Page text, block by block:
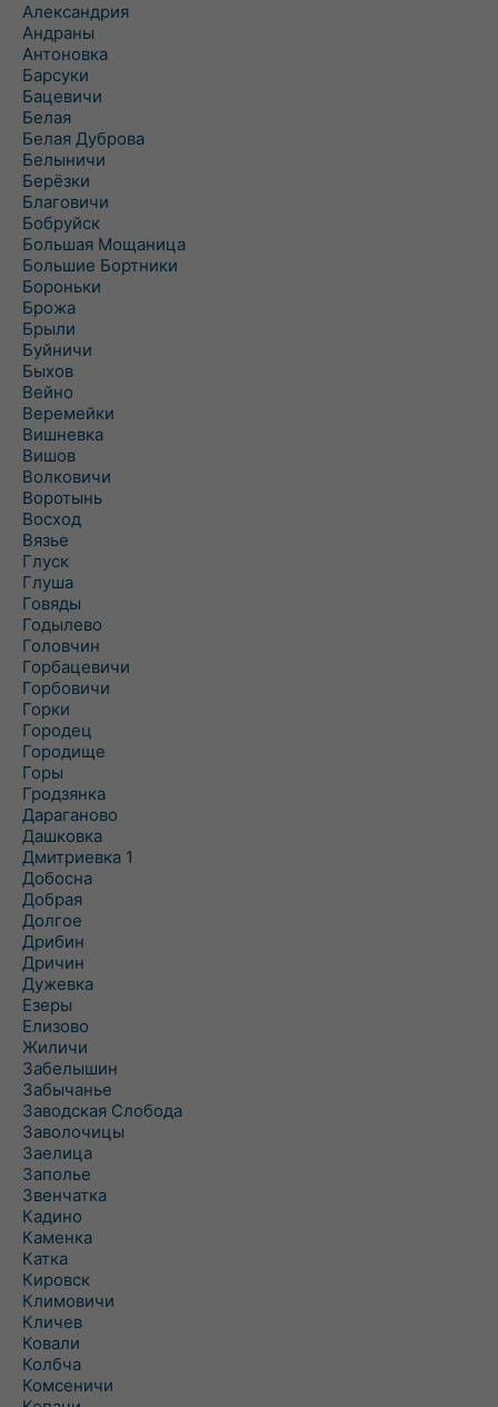
Александрия
Андраны
Антоновка
Барсуки
Бацевичи
Белая
Белая Дуброва
Белыничи
Берёзки
Благовичи
Бобруйск
Большая Мощаница
Большие Бортники
Бороньки
Брожа
Брыли
Буйничи
Быхов
Вейно
Веремейки
Вишневка
Вишов
Волковичи
Воротынь
Восход
Вязье
Глуск
Глуша
Говяды
Годылево
Головчин
Горбацевичи
Горбовичи
Горки
Городец
Городище
Горы
Гродзянка
Дараганово
Дашковка
Дмитриевка 1
Добосна
Добрая
Долгое
Дрибин
Дричин
Дужевка
Езеры
Елизово
Жиличи
Забелышин
Забычанье
Заводская Слобода
Заволочицы
Заелица
Заполье
Звенчатка
Кадино
Каменка
Катка
Кировск
Климовичи
Кличев
Ковали
Колбча
Комсеничи